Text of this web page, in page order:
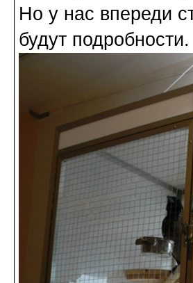
Но у нас впереди
будут подробности.